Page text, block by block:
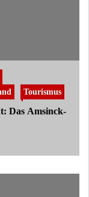
Tourismus
Das Amsinck-